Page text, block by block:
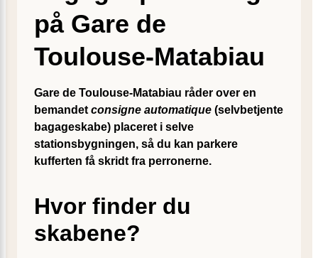
på Gare de
Toulouse‑Matabiau
Gare de Toulouse-Matabiau råder over en
bemandet consigne automatique (selvbetjente
bagageskabe) placeret i selve
stationsbygningen, så du kan parkere
kufferten få skridt fra perronerne.
Hvor finder du
skabene?